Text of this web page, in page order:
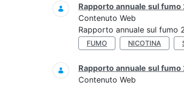
Rapporto annuale sul fumo
Contenuto Web
Rapporto annuale sul fumo
FUMO NICOTINA
Rapporto annuale sul fumo
Contenuto Web